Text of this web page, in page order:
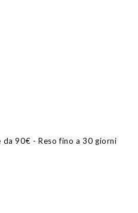
90€ - Reso fino a 30 giorni